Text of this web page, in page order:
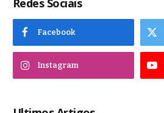
Redes Sociais
Facebook
Instagram